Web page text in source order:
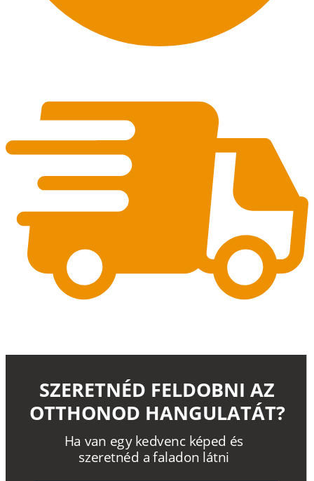
Ha van egy kedvenc képed és
szeretnéd a faladon látni
SZERETNÉD FELDOBNI AZ
OTTHONOD HANGULATÁT?